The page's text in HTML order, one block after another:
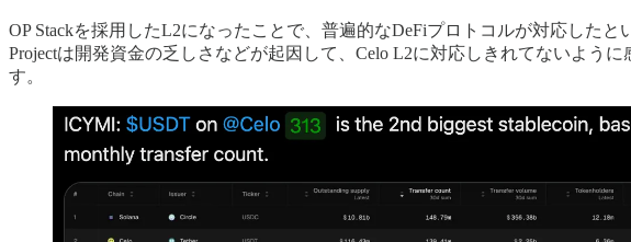
OP Stackを採用したL2になったことで、普遍的なDeFiプロトコルが対応した
Projectは開発資金の乏しさなどが起因して、Celo L2に対応しきれてないよう
す。